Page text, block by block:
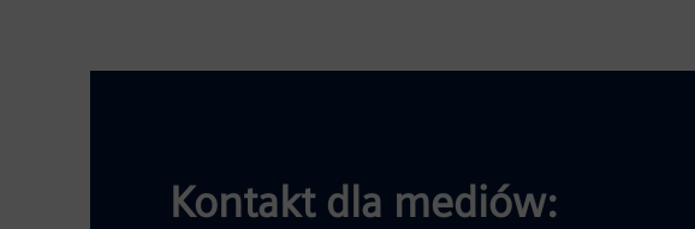
Kontakt dla mediów: